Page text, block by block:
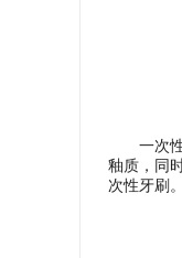
一次性
釉质，同
次性牙刷。